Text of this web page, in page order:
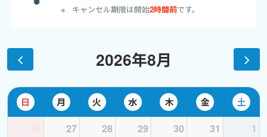
英語の歌でウォーミングアップ
アクションと歌で復習
↓
カードでクイズ
↓
キャンセル期限は開始2時間前です。
2026年8月
日 月 火 水 木 金 土
27 28 29 30 31 1